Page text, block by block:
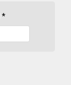
*